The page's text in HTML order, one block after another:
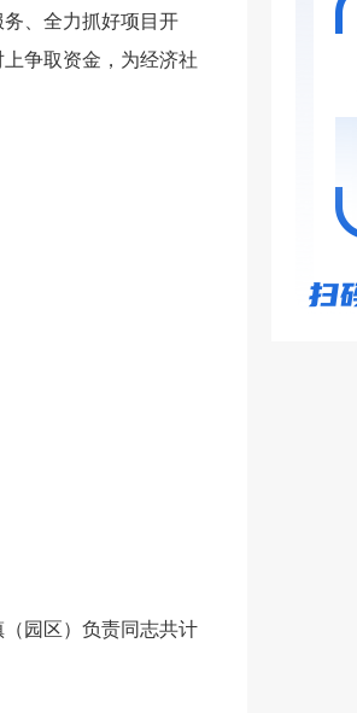
、全力抓好项目开
争取资金，为经济社
园区）负责同志共计